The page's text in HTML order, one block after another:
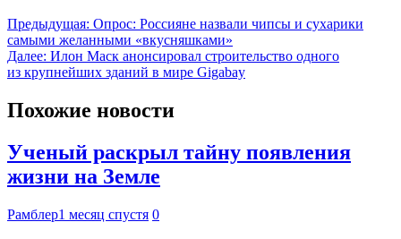
Предыдущая: Опрос: Россияне назвали чипсы и сухарики
самыми желанными «вкусняшками»
Далее: Илон Маск анонсировал строительство одного
из крупнейших зданий в мире Gigabay
Похожие новости
Ученый раскрыл тайну появления
жизни на Земле
Рамблер1 месяц спустя 0